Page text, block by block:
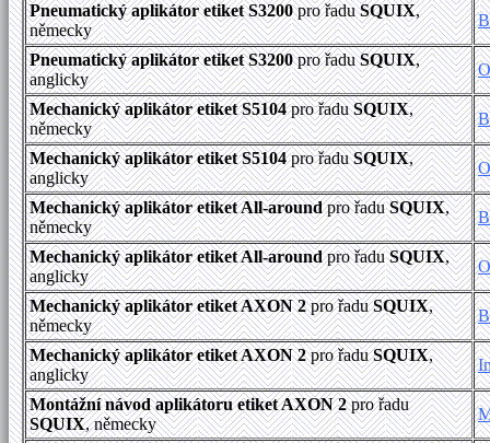
Pneumatický aplikátor etiket S3200pro řaduSQUIX,
německy
Pneumatický aplikátor etiket S3200pro řaduSQUIX,
anglicky
Mechanický aplikátor etiket S5104pro řaduSQUIX,
německy
Mechanický aplikátor etiket S5104pro řaduSQUIX,
anglicky
Mechanický aplikátor etiket All-aroundpro řaduSQUIX,
německy
Mechanický aplikátor etiket All-aroundpro řaduSQUIX,
anglicky
Mechanický aplikátor etiket AXON 2pro řaduSQUIX,
německy
Mechanický aplikátor etiket AXON 2pro řaduSQUIX,
anglicky
Montážní návod aplikátoru etiket AXON 2pro řadu
SQUIX, německy